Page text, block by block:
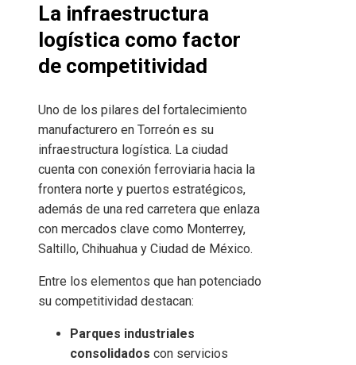
La infraestructura
logística como factor
de competitividad
Uno de los pilares del fortalecimiento
manufacturero en Torreón es su
infraestructura logística. La ciudad
cuenta con conexión ferroviaria hacia la
frontera norte y puertos estratégicos,
además de una red carretera que enlaza
con mercados clave como Monterrey,
Saltillo, Chihuahua y Ciudad de México.
Entre los elementos que han potenciado
su competitividad destacan:
Parques industriales
consolidados con servicios